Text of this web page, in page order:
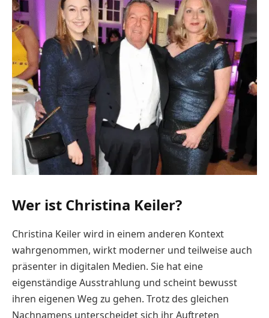
Wer ist Christina Keiler?
Christina Keiler wird in einem anderen Kontext
wahrgenommen, wirkt moderner und teilweise auch
präsenter in digitalen Medien. Sie hat eine
eigenständige Ausstrahlung und scheint bewusst
ihren eigenen Weg zu gehen. Trotz des gleichen
Nachnamens unterscheidet sich ihr Auftreten